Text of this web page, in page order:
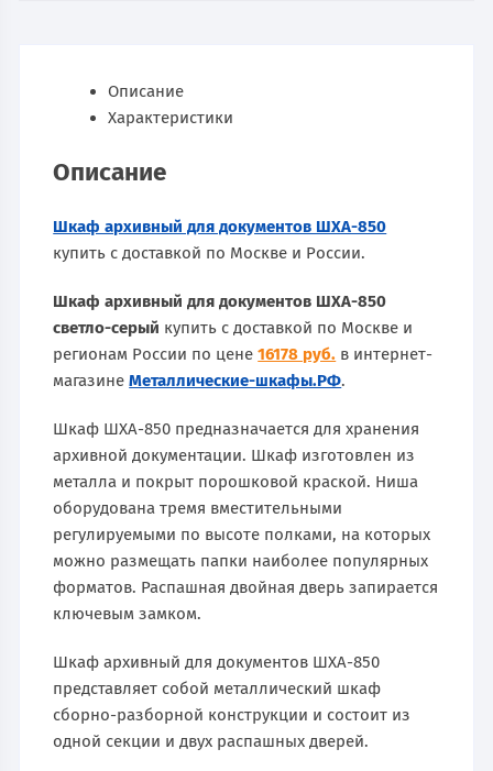
Описание
Характеристики
Описание
Шкаф архивный для документов ШХА-850
купить с доставкой по Москве и России.
Шкаф архивный для документов ШХА-850
светло-серый купить с доставкой по Москве и
регионам России по цене16178 руб. в интернет-
магазинеМеталлические-шкафы.РФ.
Шкаф ШХА-850 предназначается для хранения
архивной документации. Шкаф изготовлен из
металла и покрыт порошковой краской. Ниша
оборудована тремя вместительными
регулируемыми по высоте полками, на которых
можно размещать папки наиболее популярных
форматов. Распашная двойная дверь запирается
ключевым замком.
Шкаф архивный для документов ШХА-850
представляет собой металлический шкаф
сборно-разборной конструкции и состоит из
одной секции и двух распашных дверей.